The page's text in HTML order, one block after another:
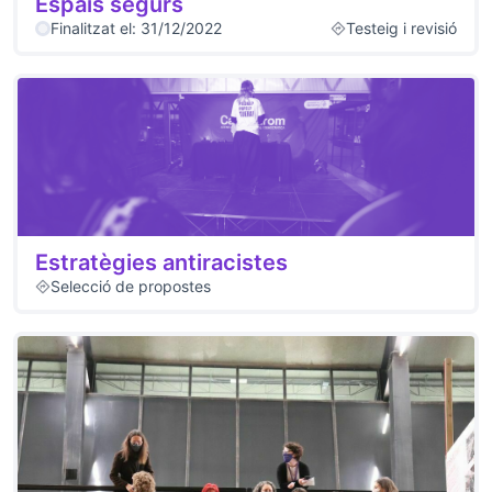
Finalitzat el: 31/12/2022 Testeig i revisió
Estratègies antiracistes
Selecció de propostes